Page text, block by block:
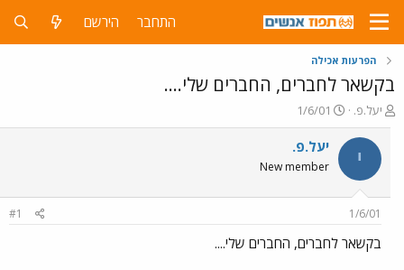
התחבר הירשם
הפרעות אכילה
בקשאר לחברים, החברים שלי....
פ
ו
ת
ח
ה
ש
א
יעל.פ.
פ
ו
ר
ם
ר
1/6/01
י יעל.פ.
New member
1/6/01
#1
בקשאר לחברים, החברים שלי....